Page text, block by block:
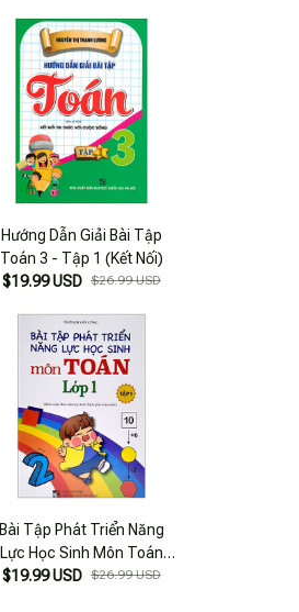
Hướng Dẫn Giải Bài Tập
Toán 3 - Tập 1 (Kết Nối)
$19.99 USD $26.99 USD
Bài Tập Phát Triển Năng
Lực Học Sinh Môn Toán
Lớp 1 - Tập 1
$19.99 USD $26.99 USD